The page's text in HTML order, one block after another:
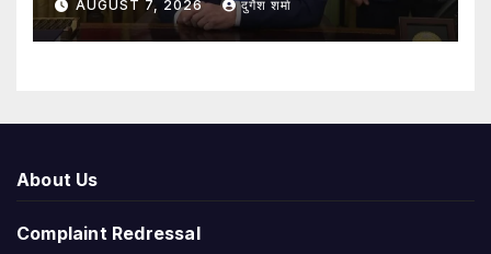
AUGUST 7, 2026 दुर्गेश शर्मा
About Us
Complaint Redressal